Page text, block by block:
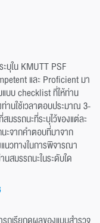
บุใน KMUTT PSF
และ Proficient มา
บบ checklist ที่ให้ท่าน
านใช้เวลาตอบประมาณ 3-
มรรถนะที่ระบุไว้ของแต่ละ
ะจากคำตอบที่มาจาก
นวทางในการพิจารณา
สมรรถนะในระดับใด